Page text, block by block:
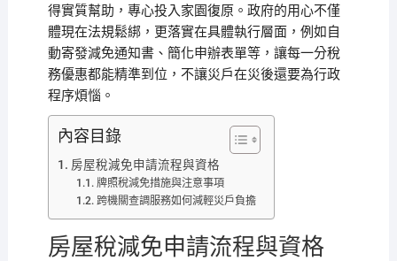
得實質幫助，專心投入家園復原。政府的用心不僅
體現在法規鬆綁，更落實在具體執行層面，例如自
動寄發減免通知書、簡化申辦表單等，讓每一分稅
務優惠都能精準到位，不讓災戶在災後還要為行政
程序煩惱。
內容目錄
房屋稅減免申請流程與資格
牌照稅減免措施與注意事項
跨機關查調服務如何減輕災戶負擔
房屋稅減免申請流程與資格